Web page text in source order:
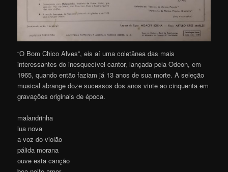
“O Bom Chico Alves”, eis aí uma coletânea das mais
interessantes do inesquecível cantor, lançada pela Odeon, em
1965, quando então faziam já 13 anos de sua morte. A seleção
musical abrange doze sucessos dos anos vinte ao cinquenta em
gravações originais de época.
malandrinha
lua nova
a voz do violão
pálida morana
ouve esta canção